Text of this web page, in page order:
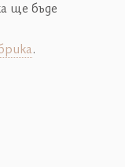
ще бъде
.